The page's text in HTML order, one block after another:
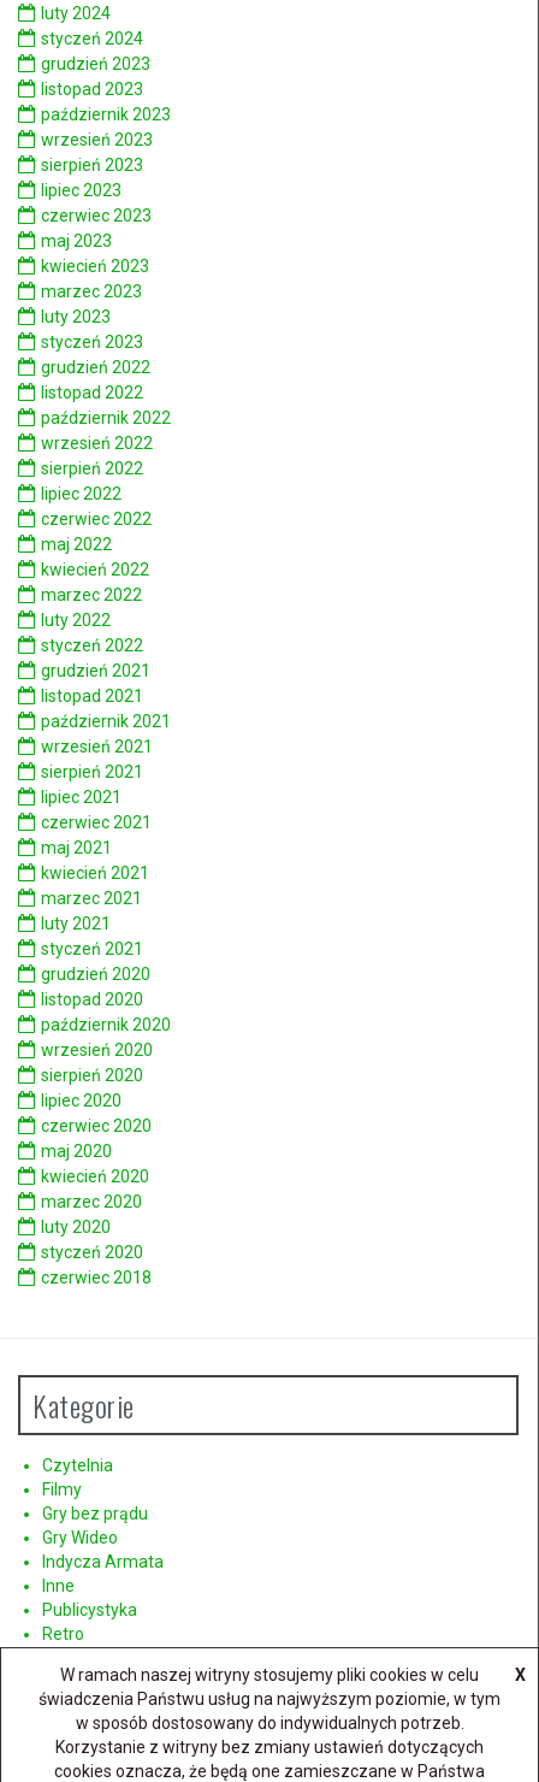
luty 2024
styczeń 2024
grudzień 2023
listopad 2023
październik 2023
wrzesień 2023
sierpień 2023
lipiec 2023
czerwiec 2023
maj 2023
kwiecień 2023
marzec 2023
luty 2023
styczeń 2023
grudzień 2022
listopad 2022
październik 2022
wrzesień 2022
sierpień 2022
lipiec 2022
czerwiec 2022
maj 2022
kwiecień 2022
marzec 2022
luty 2022
styczeń 2022
grudzień 2021
listopad 2021
październik 2021
wrzesień 2021
sierpień 2021
lipiec 2021
czerwiec 2021
maj 2021
kwiecień 2021
marzec 2021
luty 2021
styczeń 2021
grudzień 2020
listopad 2020
październik 2020
wrzesień 2020
sierpień 2020
lipiec 2020
czerwiec 2020
maj 2020
kwiecień 2020
marzec 2020
luty 2020
styczeń 2020
czerwiec 2018
Kategorie
Czytelnia
Filmy
Gry bez prądu
Gry Wideo
Indycza Armata
Inne
Publicystyka
Retro
W ramach naszej witryny stosujemy pliki cookies w celu
świadczenia Państwu usług na najwyższym poziomie, w tym
w sposób dostosowany do indywidualnych potrzeb.
Korzystanie z witryny bez zmiany ustawień dotyczących
cookies oznacza, że będą one zamieszczane w Państwa
X